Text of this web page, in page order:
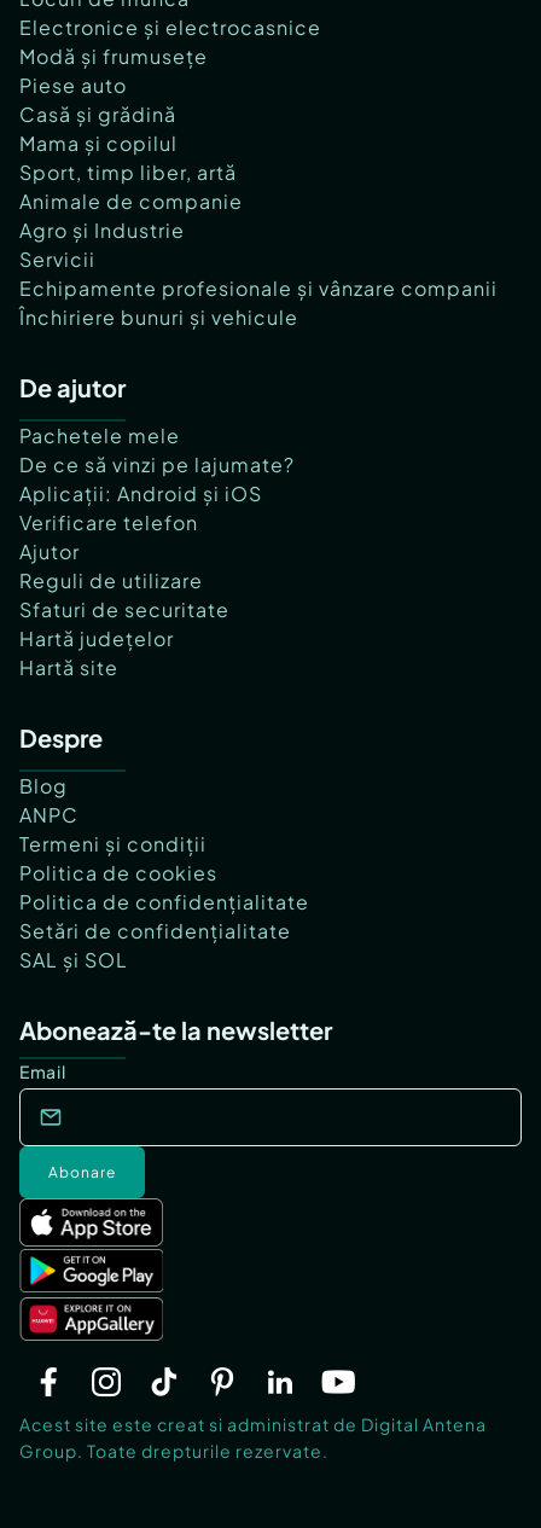
Electronice și electrocasnice
Modă și frumusețe
Piese auto
Casă și grădină
Mama și copilul
Sport, timp liber, artă
Animale de companie
Agro și Industrie
Servicii
Echipamente profesionale și vânzare companii
Închiriere bunuri și vehicule
De ajutor
Pachetele mele
De ce să vinzi pe lajumate?
Aplicații: Android și iOS
Verificare telefon
Ajutor
Reguli de utilizare
Sfaturi de securitate
Hartă județelor
Hartă site
Despre
Blog
ANPC
Termeni și condiții
Politica de cookies
Politica de confidențialitate
Setări de confidențialitate
SAL și SOL
Abonează-te la newsletter
Email
Abonare
Acest site este creat si administrat de Digital Antena
Group. Toate drepturile rezervate.